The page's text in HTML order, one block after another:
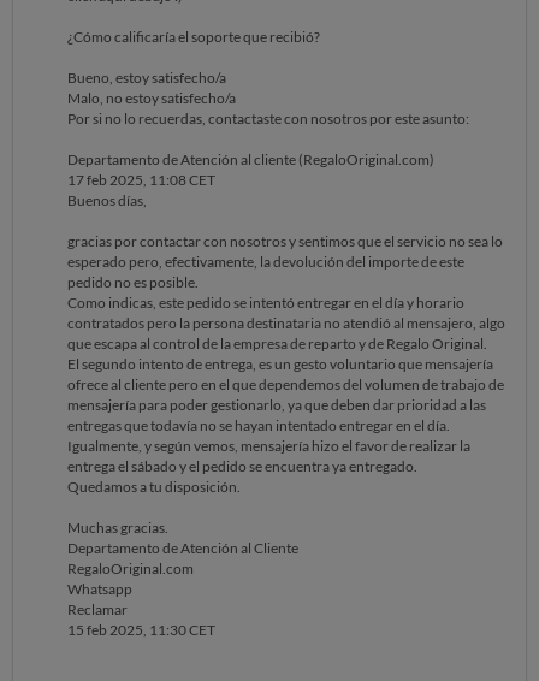
El regalo ya no lo quiero, quiero anular el pedido y que las empresas
asuman sus responsabilidades. No se puede mentir a los clientes
Un saludo
entrega el sábado y el pedido se encuentra ya entregado.
Muchas gracias.
Departamento de Atención al Cliente
Whatsapp
Reclamar
15 feb 2025, 11:30 CET
[J2DPD5-LEP4V]
¿Cómo calificaría el soporte que recibió?
Bueno, estoy satisfecho/a
Malo, no estoy satisfecho/a
Por si no lo recuerdas, contactaste con nosotros por este asunto:
Departamento de Atención al cliente (RegaloOriginal.com)
17 feb 2025, 11:08 CET
Buenos días,
gracias por contactar con nosotros y sentimos que el servicio no sea lo
esperado pero, efectivamente, la devolución del importe de este
pedido no es posible.
Como indicas, este pedido se intentó entregar en el día y horario
contratados pero la persona destinataria no atendió al mensajero, algo
que escapa al control de la empresa de reparto y de Regalo Original.
El segundo intento de entrega, es un gesto voluntario que mensajería
ofrece al cliente pero en el que dependemos del volumen de trabajo de
mensajería para poder gestionarlo, ya que deben dar prioridad a las
entregas que todavía no se hayan intentado entregar en el día.
Igualmente, y según vemos, mensajería hizo el favor de realizar la
entrega el sábado y el pedido se encuentra ya entregado.
Quedamos a tu disposición.
Muchas gracias.
Departamento de Atención al Cliente
RegaloOriginal.com
Whatsapp
Reclamar
15 feb 2025, 11:30 CET